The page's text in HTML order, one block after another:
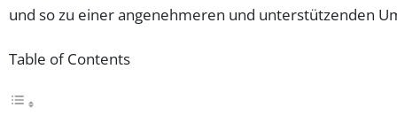
und so zu einer angenehmeren und unterstützenden
Table of Contents